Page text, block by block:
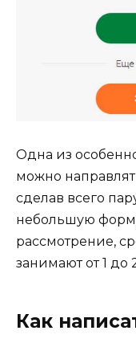
Одна из
можно
сделав всего
небольшую
рассмотрение,
занимают от 1 до
Как